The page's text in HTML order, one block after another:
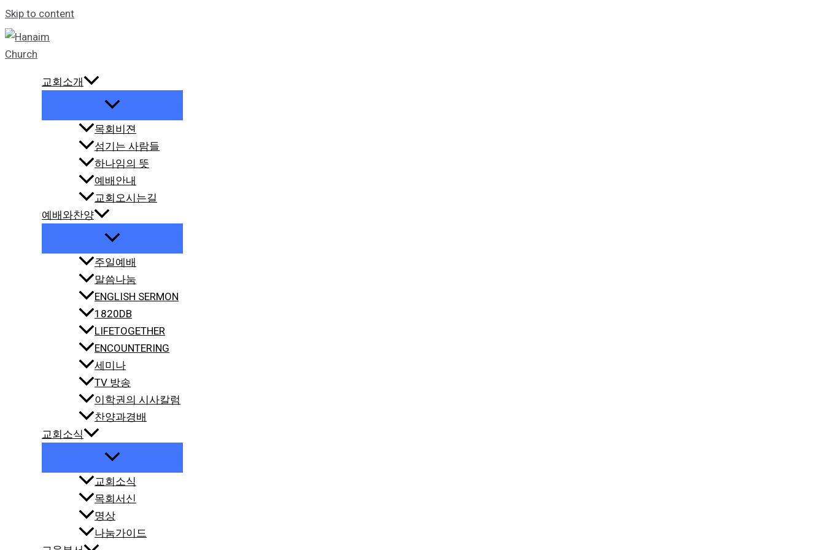
Skip to content
교회소개
목회비젼
섬기는 사람들
하나임의 뜻
예배안내
교회오시는길
예배와찬양
주일예배
말씀나눔
ENGLISH SERMON
1820DB
LIFETOGETHER
ENCOUNTERING
세미나
TV 방송
이학권의 시사칼럼
찬양과경배
교회소식
교회소식
목회서신
명상
나눔가이드